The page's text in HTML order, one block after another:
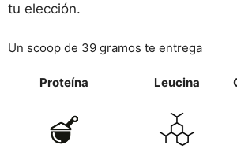
tu elección.
Un scoop de 39 gramos te entrega
Proteína Leucina